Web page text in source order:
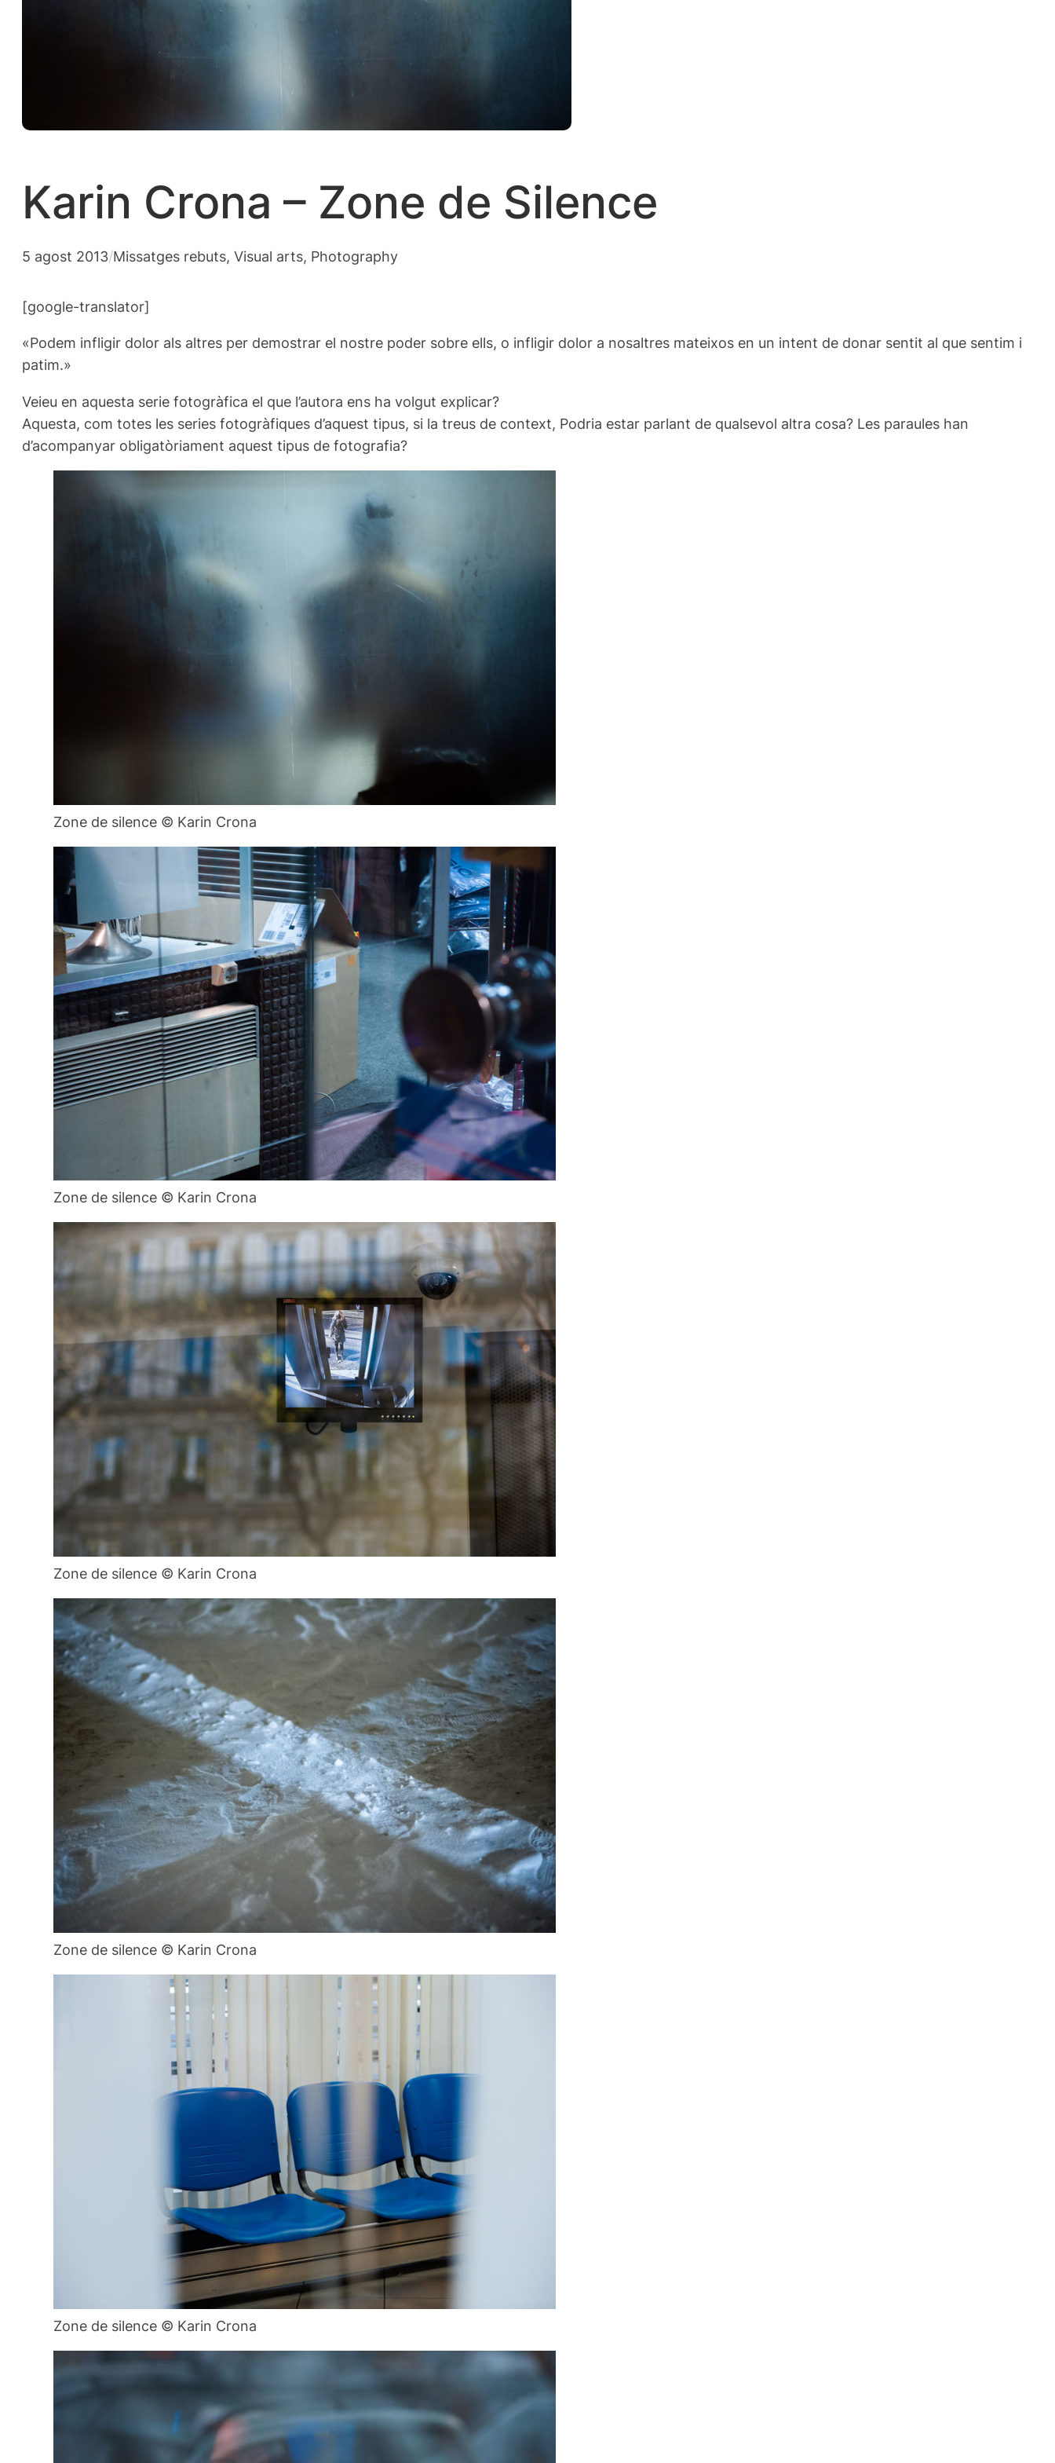
Karin Crona – Zone de Silence
5 agost 2013/Missatges rebuts, Visual arts, Photography
[google-translator]
«Podem infligir dolor als altres per demostrar el nostre poder sobre ells, o infligir dolor a nosaltres mateixos en un intent de donar sentit al que sentim i
patim.»
Veieu en aquesta serie fotogràfica el que l’autora ens ha volgut explicar?
Aquesta, com totes les series fotogràfiques d’aquest tipus, si la treus de context, Podria estar parlant de qualsevol altra cosa? Les paraules han
d’acompanyar obligatòriament aquest tipus de fotografia?
Zone de silence © Karin Crona
Zone de silence © Karin Crona
Zone de silence © Karin Crona
Zone de silence © Karin Crona
Zone de silence © Karin Crona